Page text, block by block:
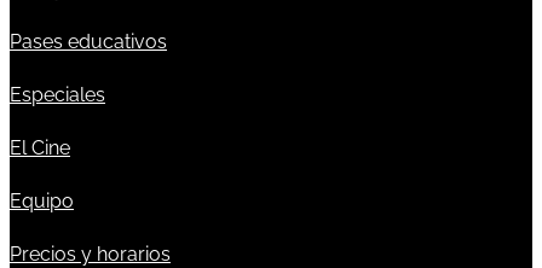
Pases educativos
Especiales
El Cine
Equipo
Precios y horarios